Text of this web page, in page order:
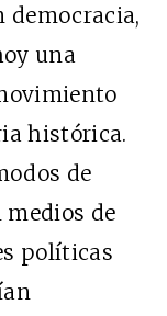
democracia,
una
histórica.
de
de
políticas